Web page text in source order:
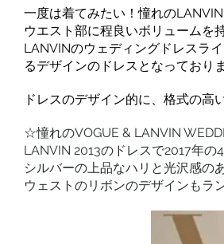
一度は着てみたい！憧れの
ウエスト部に程良いボリュームを
LANVINのウェディングドレスラ
るデザインのドレスとなっており
ドレスのデザイン的に、格式の高
☆憧れのVOGUE & LANVIN
LANVIN 2013の ドレスで2017年
シルバーの上品なハリと光沢感の
ウェストのリボンのデザインもラ